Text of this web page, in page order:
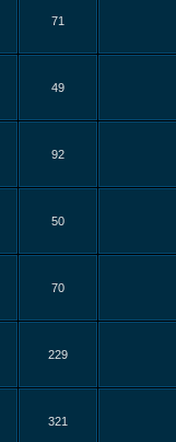
71
49
92
50
70
229
321